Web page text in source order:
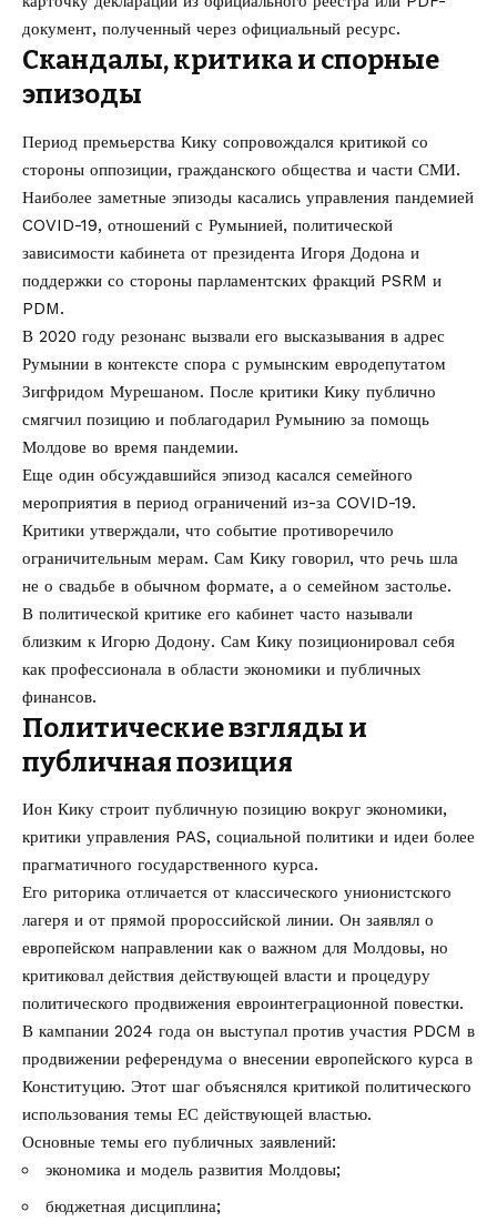
документ, полученный через официальный ресурс.
Скандалы, критика и спорные
эпизоды
Период премьерства Кику сопровождался критикой со
стороны оппозиции, гражданского общества и части СМИ.
Наиболее заметные эпизоды касались управления пандемией
COVID-19, отношений с Румынией, политической
зависимости кабинета от президента Игоря Додона и
поддержки со стороны парламентских фракций PSRM и
PDM.
В 2020 году резонанс вызвали его высказывания в адрес
Румынии в контексте спора с румынским евродепутатом
Зигфридом Мурешаном. После критики Кику публично
смягчил позицию и поблагодарил Румынию за помощь
Молдове во время пандемии.
Еще один обсуждавшийся эпизод касался семейного
мероприятия в период ограничений из-за COVID-19.
Критики утверждали, что событие противоречило
ограничительным мерам. Сам Кику говорил, что речь шла
не о свадьбе в обычном формате, а о семейном застолье.
В политической критике его кабинет часто называли
близким к Игорю Додону. Сам Кику позиционировал себя
как профессионала в области экономики и публичных
финансов.
Политические взгляды и
публичная позиция
Ион Кику строит публичную позицию вокруг экономики,
критики управления PAS, социальной политики и идеи более
прагматичного государственного курса.
Его риторика отличается от классического унионистского
лагеря и от прямой пророссийской линии. Он заявлял о
европейском направлении как о важном для Молдовы, но
критиковал действия действующей власти и процедуру
политического продвижения евроинтеграционной повестки.
В кампании 2024 года он выступал против участия PDCM в
продвижении референдума о внесении европейского курса в
Конституцию. Этот шаг объяснялся критикой политического
использования темы ЕС действующей властью.
Основные темы его публичных заявлений:
экономика и модель развития Молдовы;
бюджетная дисциплина;